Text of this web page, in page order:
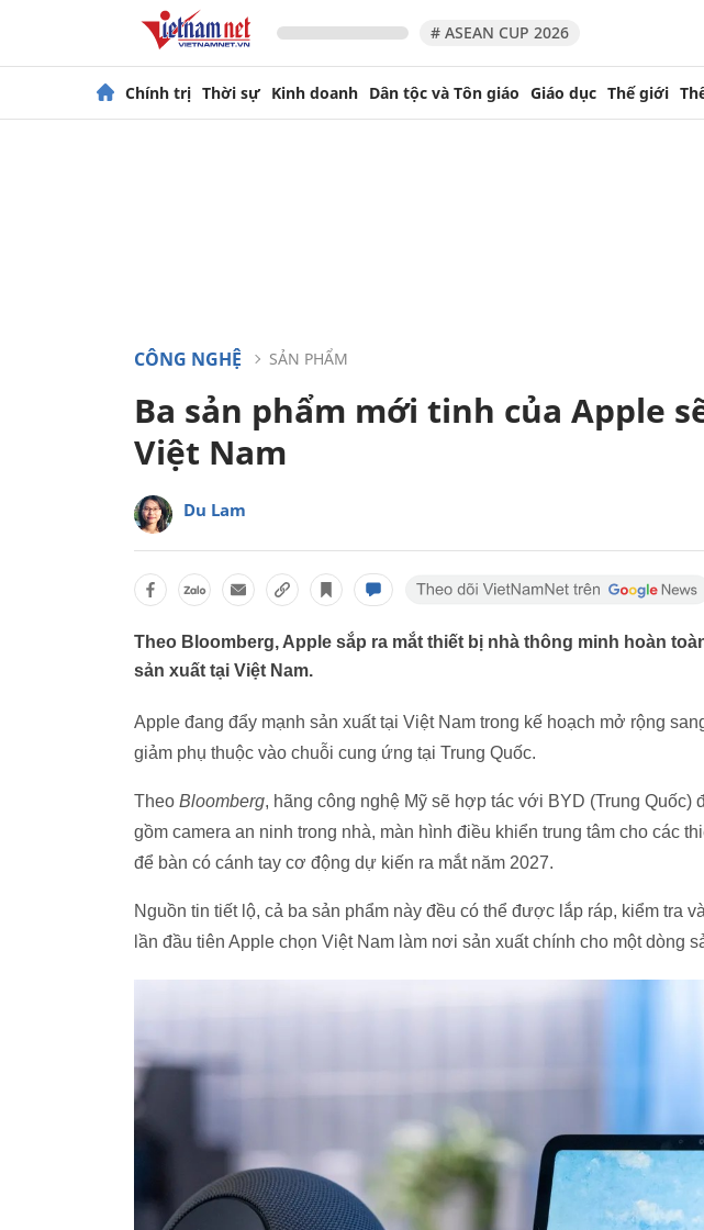
# ASEAN CUP 2026
Chính trị Thời sự Kinh doanh Dân tộc và Tôn giáo Giáo dục Thế giới
CÔNG NGHỆ SẢN PHẨM
Ba sản phẩm mới tinh của Apple
Việt Nam
Du Lam
Theo Bloomberg, Apple sắp ra mắt thiết bị nhà thông minh hoàn
sản xuất tại Việt Nam.
Apple đang đẩy mạnh sản xuất tại Việt Nam trong kế hoạch mở rộng
giảm phụ thuộc vào chuỗi cung ứng tại Trung Quốc.
Theo Bloomberg, hãng công nghệ Mỹ sẽ hợp tác với BYD (Trung Quốc)
gồm camera an ninh trong nhà, màn hình điều khiển trung tâm cho các
để bàn có cánh tay cơ động dự kiến ra mắt năm 2027.
Nguồn tin tiết lộ, cả ba sản phẩm này đều có thể được lắp ráp, kiểm tra
lần đầu tiên Apple chọn Việt Nam làm nơi sản xuất chính cho một dòng